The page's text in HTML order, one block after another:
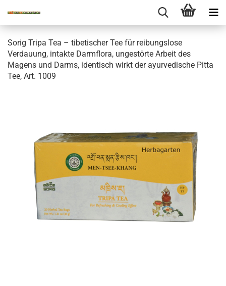
Sorig Tripa Tea – tibetischer Tee für reibungslose
Verdauung, intakte Darmflora, ungestörte Arbeit des
Magens und Darms, identisch wirkt der ayurvedische Pitta
Tee, Art. 1009